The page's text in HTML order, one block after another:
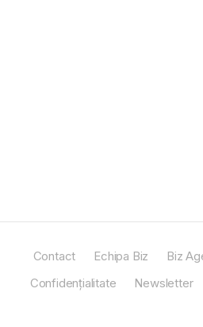
Contact Echipa Biz Biz
Confidențialitate
Newsletter